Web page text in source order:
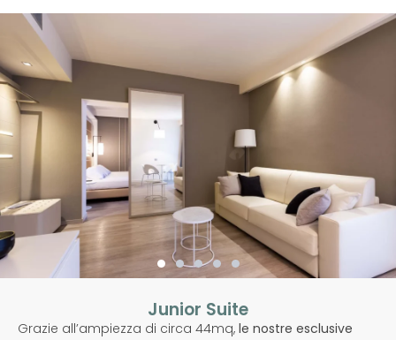
Junior Suite
Grazie all’ampiezza di circa 44mq, le nostre esclusive